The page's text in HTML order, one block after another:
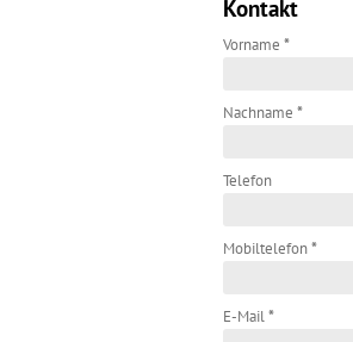
Kontakt
Vorname *
Nachname *
Telefon
Mobiltelefon*
E-Mail*